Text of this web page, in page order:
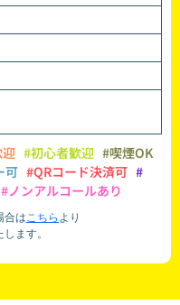
#初心者歓迎 #喫煙OK
可 #QRコード決済可 #
#ノンアルコールあり
合はこちら より
ます。